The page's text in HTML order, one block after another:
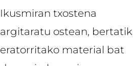
Ikusmiran txostena
argitaratu ostean, bertatik
eratorritako material bat